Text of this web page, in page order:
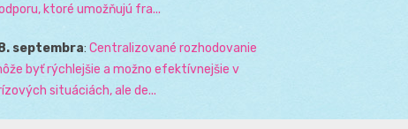
ktoré umožňujú fra...
septembra: Centralizované rozhodovanie
byť rýchlejšie a možno efektívnejšie v
situáciách, ale de...